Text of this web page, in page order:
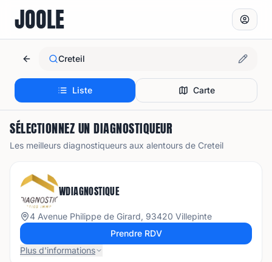
JOOLE
Creteil
Liste Carte
SÉLECTIONNEZ UN DIAGNOSTIQUEUR
Les meilleurs diagnostiqueurs aux alentours de Creteil
WDIAGNOSTIQUE
4 Avenue Philippe de Girard, 93420 Villepinte
Prendre RDV
Plus d'informations